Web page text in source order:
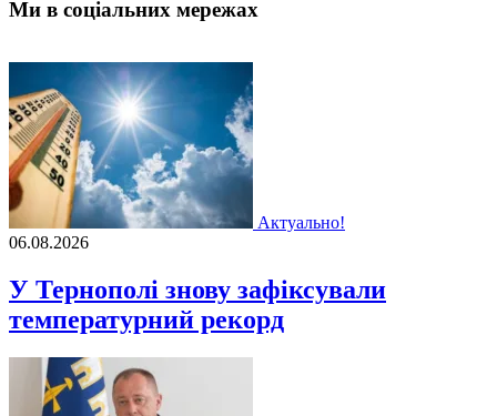
Ми в соціальних мережах
Актуально!
06.08.2026
У Тернополі знову зафіксували
температурний рекорд